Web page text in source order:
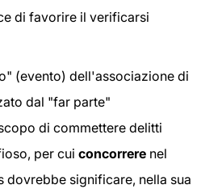
di favorire il verificarsi
(evento) dell'associazione di
dal "far parte"
di commettere delitti
per cui concorrere nel
dovrebbe significare, nella sua